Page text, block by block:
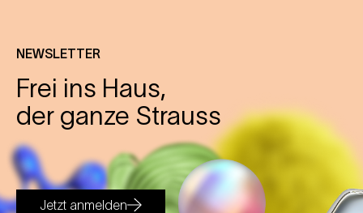
NEWSLETTER
Frei ins Haus,
der ganze Strauss
Jetzt anmelden